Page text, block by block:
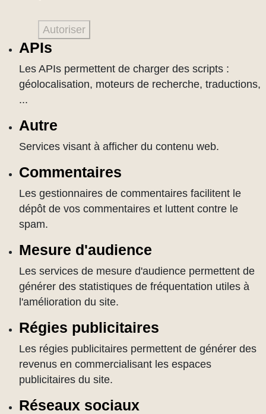
Autoriser
APIs
Les APIs permettent de charger des scripts :
géolocalisation, moteurs de recherche, traductions,
...
Autre
Services visant à afficher du contenu web.
Commentaires
Les gestionnaires de commentaires facilitent le
dépôt de vos commentaires et luttent contre le
spam.
Mesure d'audience
Les services de mesure d'audience permettent de
générer des statistiques de fréquentation utiles à
l'amélioration du site.
Régies publicitaires
Les régies publicitaires permettent de générer des
revenus en commercialisant les espaces
publicitaires du site.
Réseaux sociaux